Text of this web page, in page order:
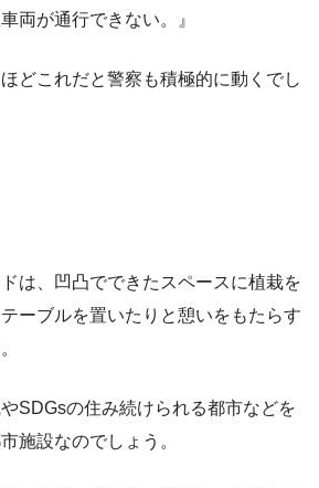
両が通行できない。』
どこれだと警察も積極的に動くでし
は、凹凸でできたスペースに植栽を
ーブルを置いたりと憩いをもたらす
SDGsの住み続けられる都市などを
施設なのでしょう。